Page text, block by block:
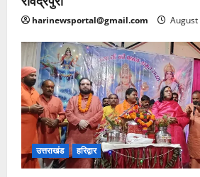
harinewsportal@gmail.com August
उत्तराखंड हरिद्वार